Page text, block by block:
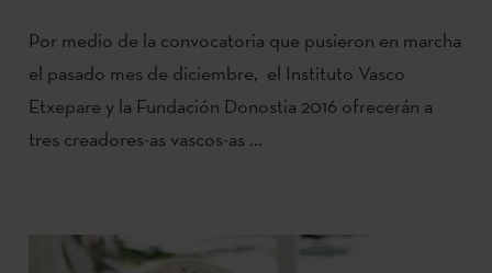
Por medio de la convocatoria que pusieron en marcha
el pasado mes de diciembre, el Instituto Vasco
Etxepare y la Fundación Donostia 2016 ofrecerán a
tres creadores-as vascos-as ...